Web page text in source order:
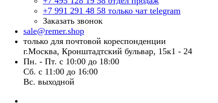
+7 991 291 48 58 только чат telegram
Заказать звонок
sale@remer.shop
только для почтовой кореспонденции
г.Москва, Кронштадтский бульвар, 15к1 - 24
Пн. - Пт. с 10:00 до 18:00
Сб. с 11:00 до 16:00
Вс. выходной